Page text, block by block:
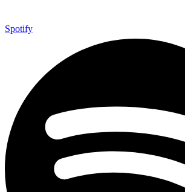
Spotify